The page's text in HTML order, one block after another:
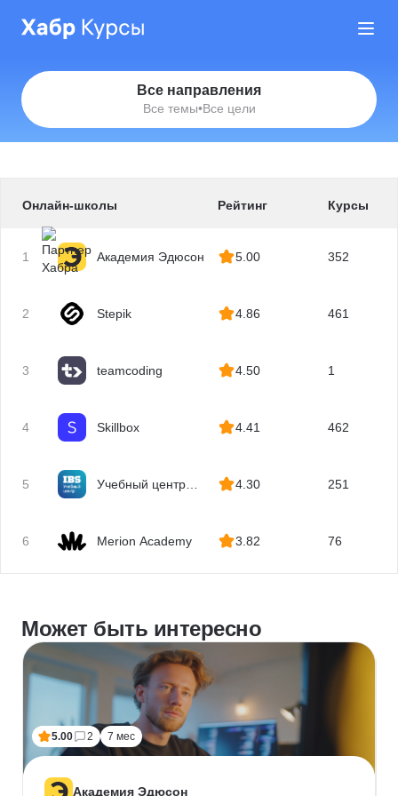
Все направления
Все темы•Все цели
Онлайн-школы Рейтинг Курсы
1 Академия Эдюсон 5.00 352
2 Stepik 4.86 461
3 teamcoding 4.50 1
4 Skillbox 4.41 462
5
Учебный центр
4.30 251
6 Merion Academy 3.82 76
Может быть интересно
5.00 2 7 мес
Академия Эдюсон